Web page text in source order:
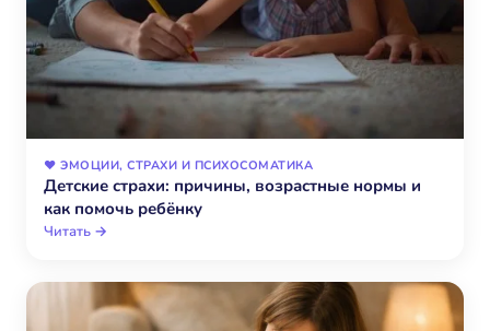
❤️ ЭМОЦИИ, СТРАХИ И ПСИХОСОМАТИКА
Детские страхи: причины, возрастные нормы и
как помочь ребёнку
Читать →